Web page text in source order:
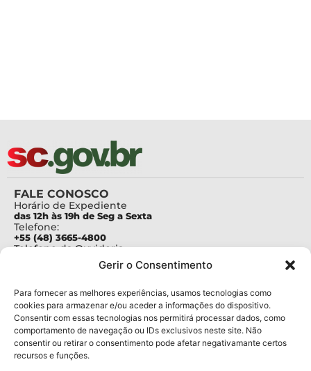
Gerir o Consentimento
Para fornecer as melhores experiências, usamos tecnologias como
cookies para armazenar e/ou aceder a informações do dispositivo.
Consentir com essas tecnologias nos permitirá processar dados, como
comportamento de navegação ou IDs exclusivos neste site. Não
consentir ou retirar o consentimento pode afetar negativamante certos
recursos e funções.
FALE CONOSCO
Horário de Expediente
das 12h às 19h de Seg a Sexta
Telefone:
+55 (48) 3665-4800
Telefone da Ouvidoria
Para assuntos relacionados à Pesquisa
pesquisa@fapesc.sc.gov.br
Para assuntos relacionados à Inovação
inovacao@fapesc.sc.gov.br
Para assuntos relacionados à Bolsas
bolsas@fapesc.sc.gov.br
Para assuntos relacionados à Prestação de Contas